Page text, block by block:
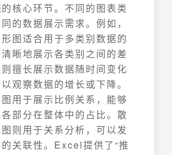
的核心环节。不同的图表类
的数据展示需求。例如，
图适合用于多类别数据的
晰地展示各类别之间的差
擅长展示数据随时间变化
观察数据的增长或下降。
用于展示比例关系，能够
部分在整体中的占比。散
则用于关系分析，可以发
关联性。Excel提供了“推